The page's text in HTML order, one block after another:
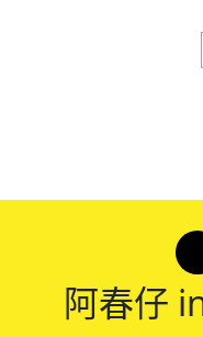
阿春仔